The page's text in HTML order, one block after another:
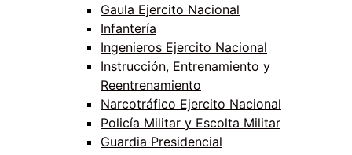
Gaula Ejercito Nacional
Infantería
Ingenieros Ejercito Nacional
Instrucción, Entrenamiento y
Reentrenamiento
Narcotráfico Ejercito Nacional
Policía Militar y Escolta Militar
Guardia Presidencial